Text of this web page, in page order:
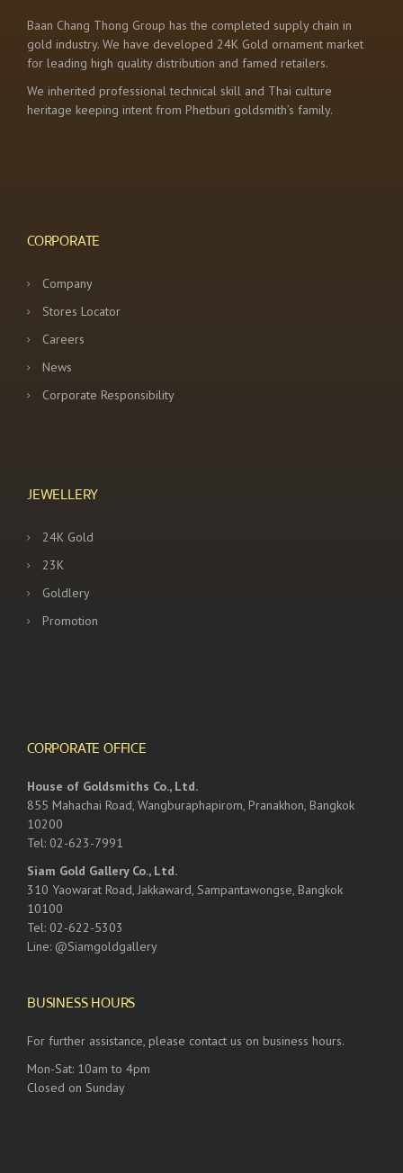
Baan Chang Thong Group has the completed supply chain in
gold industry. We have developed 24K Gold ornament market
for leading high quality distribution and famed retailers.
We inherited professional technical skill and Thai culture
heritage keeping intent from Phetburi goldsmith’s family.
CORPORATE
Company
Stores Locator
Careers
News
Corporate Responsibility
JEWELLERY
24K Gold
23K
Goldlery
Promotion
CORPORATE OFFICE
House of Goldsmiths Co., Ltd.
855 Mahachai Road, Wangburaphapirom, Pranakhon, Bangkok
10200
Tel: 02-623-7991
Siam Gold Gallery Co., Ltd.
310 Yaowarat Road, Jakkaward, Sampantawongse, Bangkok
10100
Tel: 02-622-5303
Line: @Siamgoldgallery
BUSINESS HOURS
For further assistance, please contact us on business hours.
Mon-Sat: 10am to 4pm
Closed on Sunday